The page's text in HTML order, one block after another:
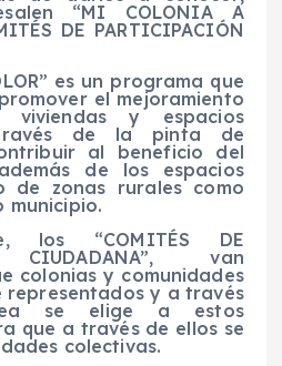
“MI COLONIA A
DE PARTICIPACIÓN
es un programa que
el mejoramiento
y espacios
de la pinta de
al beneficio del
de los espacios
de zonas rurales como
municipio.
los “COMITÉS DE
CIUDADANA”, van
colonias y comunidades
representados y a través
se elige a estos
que a través de ellos se
colectivas.